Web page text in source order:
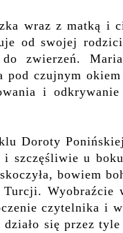
wraz z matką i
od swojej
zwierzeń.
czujnym
i
Doroty
i szczęśliwie u
bowiem
Wyobraźcie
czytelnika i
działo się przez